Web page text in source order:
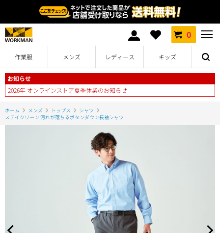
0
作業服 メンズ レディース キッズ
お知らせ
2026年 オンラインストア夏季休業のお知らせ
ホーム メンズ トップス
シャツ
ステイクリーン 汚れが落ちるボタンダウン長袖シャツ